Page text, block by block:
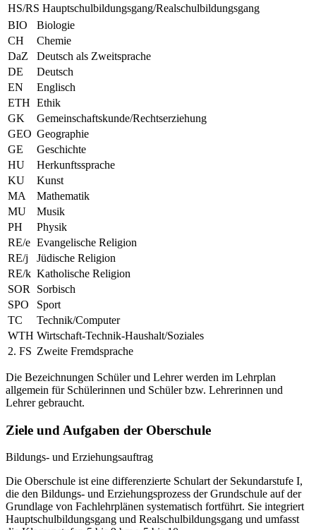
HS/RS Hauptschulbildungsgang/Realschulbildungsgang
BIO
Biologie
CH
Chemie
DaZ
Deutsch als Zweitsprache
DE
Deutsch
EN
Englisch
ETH Ethik
GK
Gemeinschaftskunde/Rechtserziehung
GEO Geographie
GE
Geschichte
HU
Herkunftssprache
KU
Kunst
MA
Mathematik
MU
Musik
PH
Physik
RE/e Evangelische Religion
RE/j
Jüdische Religion
RE/k Katholische Religion
SOR
Sorbisch
SPO
Sport
TC
Technik/Computer
WTH Wirtschaft-Technik-Haushalt/Soziales
2. FS Zweite Fremdsprache
Die Bezeichnungen Schüler und Lehrer werden im Lehrplan
allgemein für Schülerinnen und Schüler bzw. Lehrerinnen und
Lehrer gebraucht.
Ziele und Aufgaben der Oberschule
Bildungs- und Erziehungsauftrag
Die Oberschule ist eine differenzierte Schulart der Sekundarstufe I,
die den Bildungs- und Erziehungsprozess der Grundschule auf der
Grundlage von Fachlehrplänen systematisch fortführt. Sie integriert
Hauptschulbildungsgang und Realschulbildungsgang und umfasst